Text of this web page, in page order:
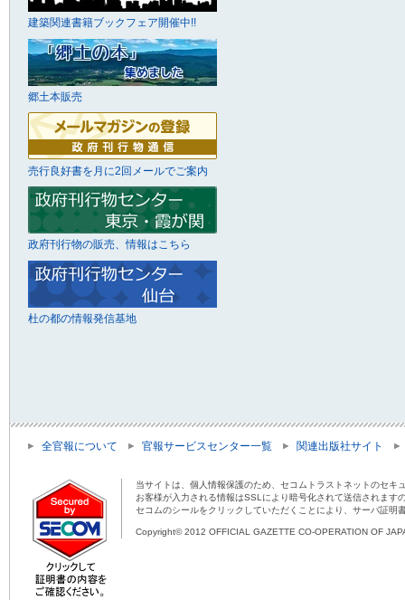
建築関連書籍ブックフェア開催中!!
郷土本販売
売行良好書を月に2回メールでご案内
政府刊行物の販売、情報はこちら
杜の都の情報発信基地
全官報について 官報サービスセンター一覧 関連出版社サイト
当サイトは、個人情報保護のため、セコムトラストネットのセキ
お客様が入力される情報はSSLにより暗号化されて送信されま
セコムのシールをクリックしていただくことにより、サーバ証明
Copyright© 2012 OFFICIAL GAZETTE CO-OPERATION OF